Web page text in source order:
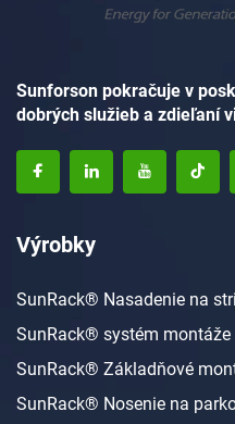
Sunforson pokračuje v
dobrých služieb a zdieľaní
Výrobky
SunRack® Nasadenie na
SunRack® systém
SunRack® Základňové
SunRack® Nosenie na